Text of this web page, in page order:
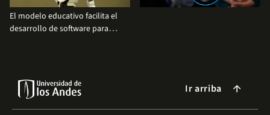
El modelo educativo facilita el
desarrollo de software para
Ir arriba arrow_forward